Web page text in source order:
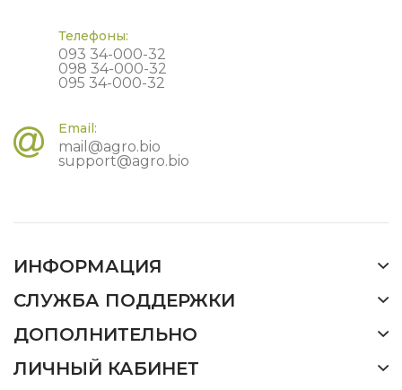
Телефоны:
093 34-000-32
098 34-000-32
095 34-000-32
Email:
mail@agro.bio
support@agro.bio
ИНФОРМАЦИЯ
СЛУЖБА ПОДДЕРЖКИ
ДОПОЛНИТЕЛЬНО
ЛИЧНЫЙ КАБИНЕТ